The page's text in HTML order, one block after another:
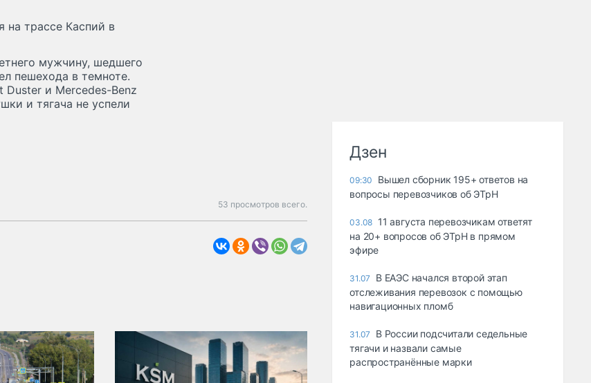
трассе Каспий в
мужчину, шедшего
пешехода в темноте.
Duster и Mercedes-Benz
и тягача не успели
53 просмотров всего.
Дзен
09:30
Вышел сборник 195+ ответов на
вопросы перевозчиков об ЭТрН
03.08 11 августа перевозчикам ответят
на 20+ вопросов об ЭТрН в прямом
эфире
31.07
В ЕАЭС начался второй этап
отслеживания перевозок с помощью
навигационных пломб
31.07
В России подсчитали седельные
тягачи и назвали самые
распространённые марки